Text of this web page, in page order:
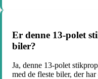
Er denne 13-polet
biler?
Ja, denne 13-polet
med de fleste biler, der